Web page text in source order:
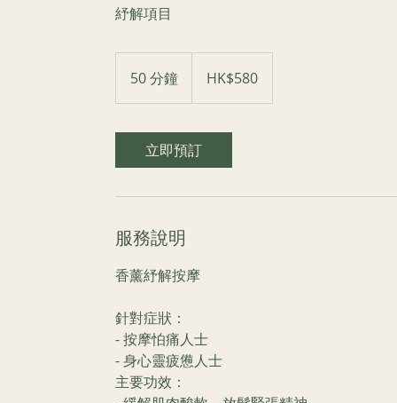
紓解項目
50 分鐘
0
鐘
HK$580
立即預訂
服務說明
香薰紓解按摩
針對症狀：
- 按摩怕痛人士
- 身心靈疲憊人士
主要功效：